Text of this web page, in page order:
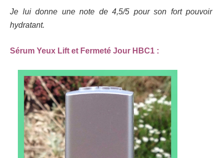
Je lui donne une note de 4,5/5 pour son fort pouvoir
hydratant.
Sérum Yeux Lift et Fermeté Jour HBC1 :